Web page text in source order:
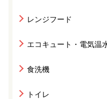
レンジフード
エコキュート・電気温
食洗機
トイレ